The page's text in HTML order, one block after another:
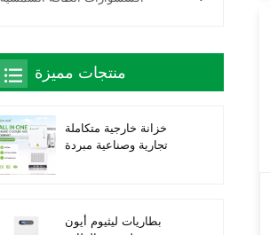
منتجات مميزة
خزانة خارجية متكاملة
تجارية وصناعية مبردة
IP66 ESS
بطاريات ليثيوم أيون